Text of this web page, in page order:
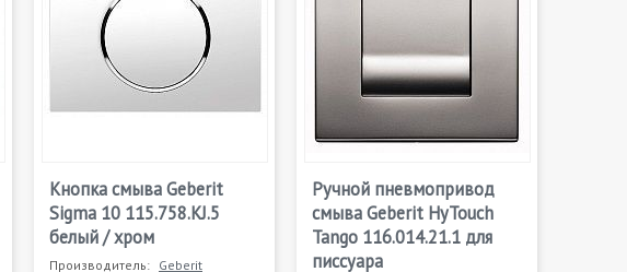
Кнопка смыва Geberit
Sigma 10 115.758.KJ.5
белый / хром
Производитель: Geberit
Ручной пневмопривод
смыва Geberit HyTouch
Tango 116.014.21.1 для
писсуара